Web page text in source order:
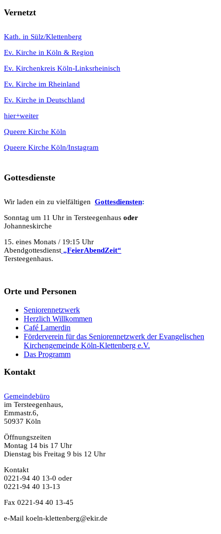
Vernetzt
Kath. in Sülz/Klettenberg
Ev. Kirche in Köln & Region
Ev. Kirchenkreis Köln-Linksrheinisch
Ev. Kirche im Rheinland
Ev. Kirche in Deutschland
hier+weiter
Queere Kirche Köln
Queere Kirche Köln/Instagram
Gottesdienste
Wir laden ein zu vielfältigen Gottesdiensten:
Sonntag um 11 Uhr in Tersteegenhaus oder
Johanneskirche
15. eines Monats / 19:15 Uhr
Abendgottesdienst „FeierAbendZeit“
Tersteegenhaus.
Orte und Personen
Seniorennetzwerk
Herzlich Willkommen
Café Lamerdin
Förderverein für das Seniorennetzwerk der Evangelischen
Kirchengemeinde Köln-Klettenberg e.V.
Das Programm
Kontakt
Gemeindebüro
im Tersteegenhaus,
Emmastr.6,
50937 Köln
Öffnungszeiten
Montag 14 bis 17 Uhr
Dienstag bis Freitag 9 bis 12 Uhr
Kontakt
0221-94 40 13-0 oder
0221-94 40 13-13
Fax 0221-94 40 13-45
e-Mail koeln-klettenberg@ekir.de